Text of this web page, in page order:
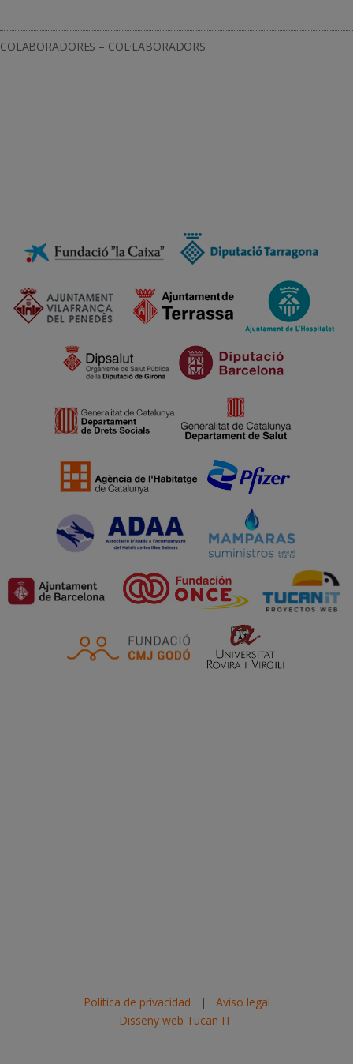
COLABORADORES – COL·LABORADORS
Política de privacidad | Aviso legal
Disseny web Tucan IT